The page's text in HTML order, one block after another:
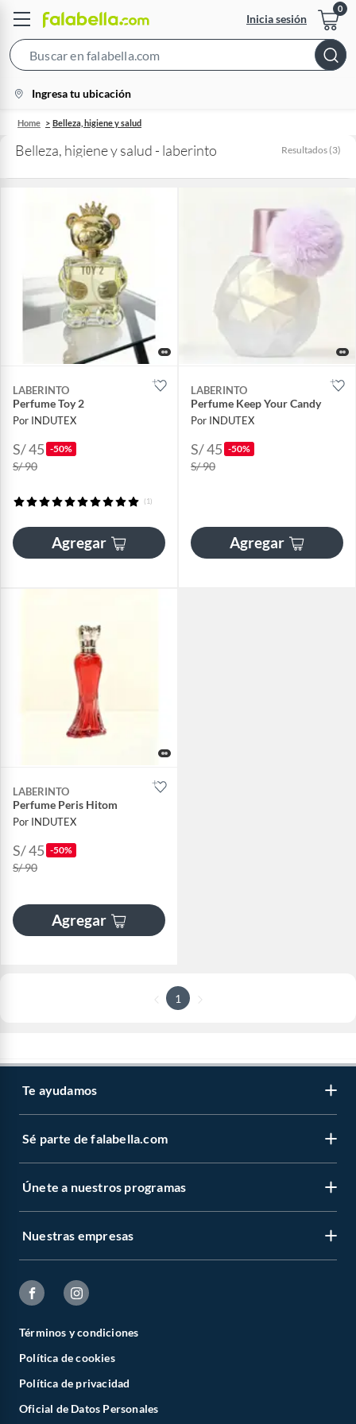
Inicia sesión
Bar
location-
icon
Ingresa tu ubicación
Home Belleza, higiene y salud
Belleza, higiene y salud - laberinto Resultados (3)
LABERINTO
Perfume Toy 2
Por INDUTEX
S/ 45 -50%
S/ 90
(1)
Agregar
LABERINTO
Perfume Keep Your Candy
Por INDUTEX
S/ 45 -50%
S/ 90
Agregar
LABERINTO
Perfume Peris Hitom
Por INDUTEX
S/ 45 -50%
S/ 90
Agregar
1
Te ayudamos
Sé parte de falabella.com
Únete a nuestros programas
Nuestras empresas
Términos y condiciones
Política de cookies
Política de privacidad
Oficial de Datos Personales